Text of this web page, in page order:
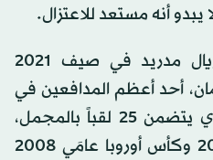
يبدو أنه مستعد للاعتزال.
ويعدّ راموس الذي ترك ريال مدريد في صيف 2021
أحد أعظم المدافعين في
التاريخ بسجله الحافل الذي يتضمن 25 لقباً بالمجمل،
بينها كأس العالم عام 2010 وكأس أوروبا عامَي 2008